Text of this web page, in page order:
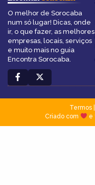
O melhor de Sorocaba
num só lugar! Dicas, onde
ir, o que fazer, as melhores
empresas, locais, serviços
e muito mais no guia
Encontra Sorocaba.
Termos|
Criado com
e